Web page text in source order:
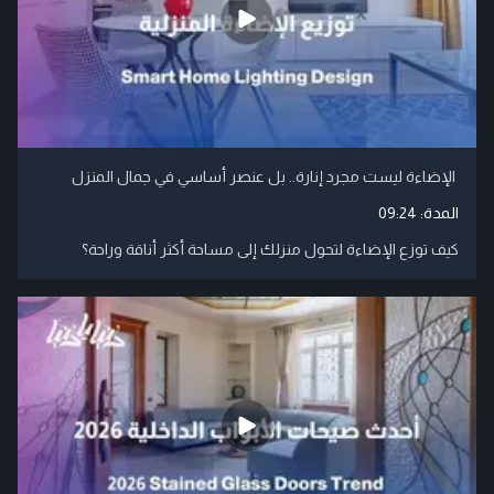
الإضاءة ليست مجرد إنارة.. بل عنصر أساسي في جمال المنزل
المدة: 09:24
كيف توزع الإضاءة لتحول منزلك إلى مساحة أكثر أناقة وراحة؟